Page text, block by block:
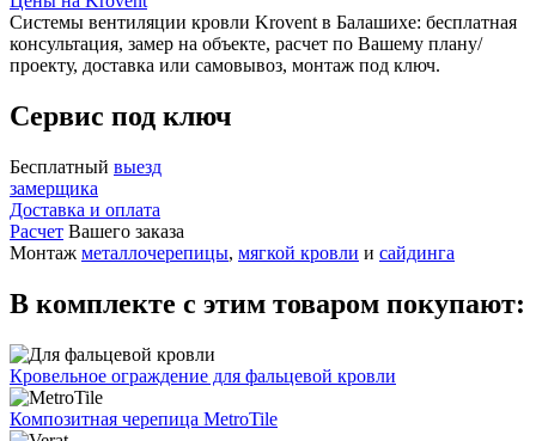
Системы вентиляции кровли Krovent в Балашихе: бесплатная
консультация, замер на объекте, расчет по Вашему плану/
проекту, доставка или самовывоз, монтаж под ключ.
Сервис под ключ
Бесплатный выезд
замерщика
Доставка и оплата
Расчет Вашего заказа
Монтаж металлочерепицы, мягкой кровли и сайдинга
В комплекте с этим товаром покупают:
Кровельное ограждение для фальцевой кровли
Композитная черепица MetroTile